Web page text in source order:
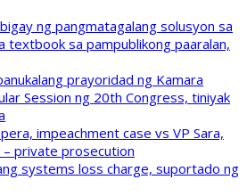
ng pangmatagalang solusyon sa
textbook sa pampublikong paaralan,
prayoridad ng Kamara
Session ng 20th Congress, tiniyak
impeachment case vs VP Sara,
private prosecution
systems loss charge, suportado ng